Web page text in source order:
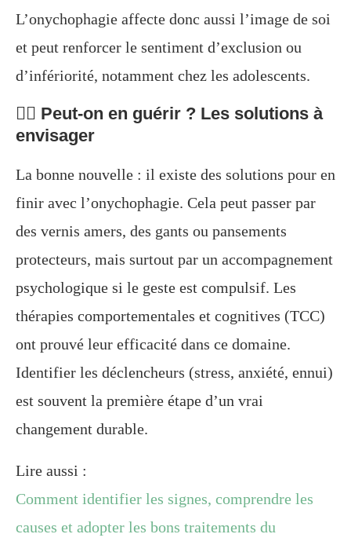
L’onychophagie affecte donc aussi l’image de soi
et peut renforcer le sentiment d’exclusion ou
d’infériorité, notamment chez les adolescents.
👨‍⚕️ Peut-on en guérir ? Les solutions à
envisager
La bonne nouvelle : il existe des solutions pour en
finir avec l’onychophagie. Cela peut passer par
des vernis amers, des gants ou pansements
protecteurs, mais surtout par un accompagnement
psychologique si le geste est compulsif. Les
thérapies comportementales et cognitives (TCC)
ont prouvé leur efficacité dans ce domaine.
Identifier les déclencheurs (stress, anxiété, ennui)
est souvent la première étape d’un vrai
changement durable.
Lire aussi :
Comment identifier les signes, comprendre les
causes et adopter les bons traitements du